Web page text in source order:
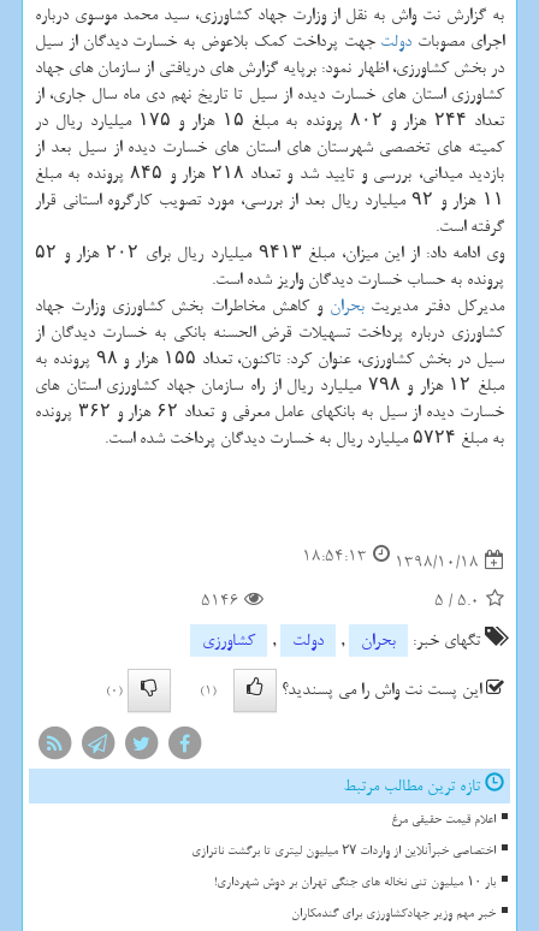
به گزارش نت واش به نقل از وزارت جهاد كشاورزی، سید محمد موسوی درباره
اجرای مصوبات دولت جهت پرداخت كمك بلاعوض به خسارت دیدگان از سیل
در بخش كشاورزی، اظهار نمود: برپایه گزارش های دریافتی از سازمان های جهاد
كشاورزی استان های خسارت دیده از سیل تا تاریخ نهم دی ماه سال جاری، از
تعداد ۲۴۴ هزار و ۸۰۲ پرونده به مبلغ ۱۵ هزار و ۱۷۵ میلیارد ریال در
كمیته های تخصصی شهرستان های استان های خسارت دیده از سیل بعد از
بازدید میدانی، بررسی و تایید شد و تعداد ۲۱۸ هزار و ۸۴۵ پرونده به مبلغ
۱۱ هزار و ۹۲ میلیارد ریال بعد از بررسی، مورد تصویب كارگروه استانی قرار
گرفته است.
وی ادامه داد: از این میزان، مبلغ ۹۴۱۳ میلیارد ریال برای ۲۰۲ هزار و ۵۲
پرونده به حساب خسارت دیدگان واریز شده است.
مدیركل دفتر مدیریتبحران و كاهش مخاطرات بخش كشاورزی وزارت جهاد
كشاورزی درباره پرداخت تسهیلات قرض الحسنه بانكی به خسارت دیدگان از
سیل در بخش كشاورزی، عنوان كرد: تاكنون، تعداد ۱۵۵ هزار و ۹۸ پرونده به
مبلغ ۱۲ هزار و ۷۹۸ میلیارد ریال از راه سازمان جهاد كشاورزی استان های
خسارت دیده از سیل به بانكهای عامل معرفی و تعداد ۶۲ هزار و ۳۶۲ پرونده
به مبلغ ۵۷۲۴ میلیارد ریال به خسارت دیدگان پرداخت شده است.
1398/10/18
18:54:13
5.0
/
5
5146
تگهای خبر:
بحران , دولت ,
كشاورزی
این پست نت واش را می پسندید؟
(1)
(0)
تازه ترین مطالب مرتبط
اعلام قیمت حقیقی مرغ
اختصاصی خبرآنلاین از واردات ۲۷ میلیون لیتری تا برگشت ناترازی
بار ۱۰ میلیون تنی نخاله های جنگی تهران بر دوش شهرداری!
خبر مهم وزیر جهادکشاورزی برای گندمکاران